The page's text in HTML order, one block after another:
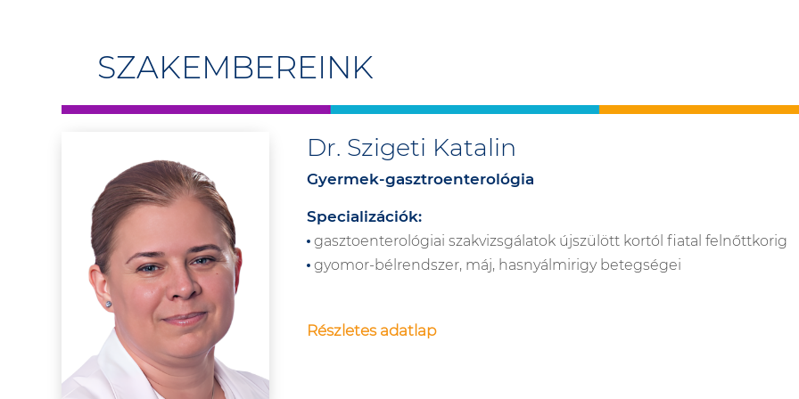
SZAKEMBEREINK
Dr. Szigeti Katalin
Gyermek-gasztroenterológia
Specializációk:
gasztoenterológiai szakvizsgálatok újszülött kortól fiatal felnőttkorig
gyomor-bélrendszer, máj, hasnyálmirigy betegségei
Részletes adatlap